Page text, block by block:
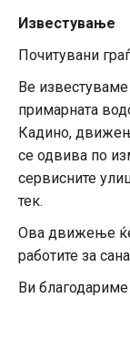
Известување
Почитувани
Ве
примарната
Кадино,
се одвива по
сервисните
тек.
Ова движење
работите за
Ви